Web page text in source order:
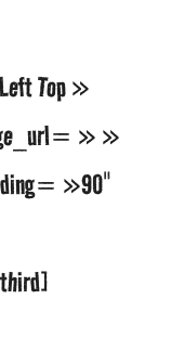
Top »
» »
»90″